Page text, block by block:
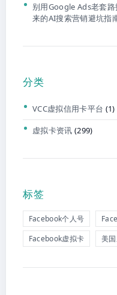
别用Google Ads老套
来的AI搜索营销避坑指
分类
VCC虚拟信用卡平台 (1)
虚拟卡资讯 (299)
标签
Facebook个人号
Facebook虚拟卡
美